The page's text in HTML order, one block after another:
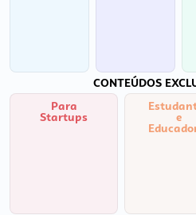
CONTEÚDOS
Para
Startups e